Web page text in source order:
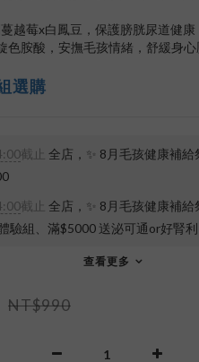
越莓x白鳳豆，保護膀胱尿道健康
胺酸，安撫毛孩情緒，舒緩身心
選購
截止
全店，✨ 8月毛孩健康補
截止
全店，✨ 8月毛孩健康補
驗組、滿$5000 送泌可通or好腎
查看更多
NT$990